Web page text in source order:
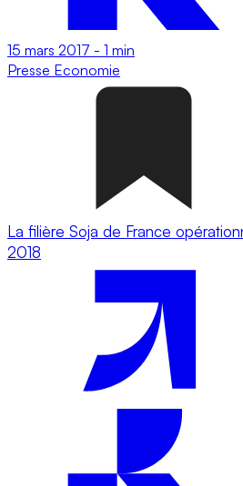
15 mars 2017 - 1 min
Presse Economie
La filière Soja de France
2018